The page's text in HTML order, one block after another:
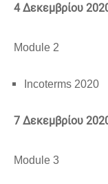
4 Δεκεμβρίου
Module 2
Incoterms 2020
7 Δεκεμβρίου
Module 3